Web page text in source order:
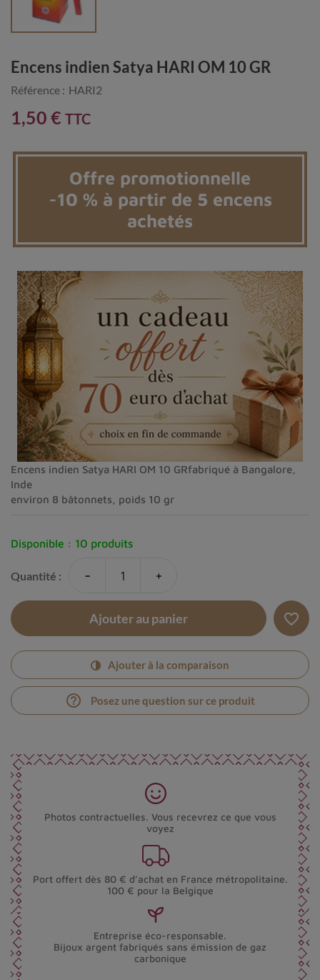
Encens indien Satya HARI OM 10 GR
Référence : HARI2
1,50 € TTC
Offre promotionnelle
-10 % à partir de 5 encens
achetés
Encens indien Satya HARI OM 10 GRfabriqué à Bangalore,
Inde
environ 8 bâtonnets, poids 10 gr
Disponible : 10 produits
Quantité : - +
Ajouter au panier favorite_border
Ajouter à la comparaison
help_outline Posez une question sur ce produit
Photos contractuelles. Vous recevrez ce que vous
voyez
Port offert dès 80 € d’achat en France métropolitaine.
100 € pour la Belgique
Entreprise éco-responsable.
Bijoux argent fabriqués sans émission de gaz
carbonique